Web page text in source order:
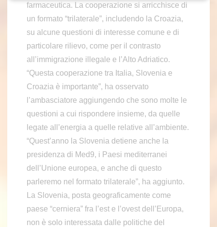
farmaceutica. La cooperazione si arricchisce di
un formato “trilaterale”, includendo la Croazia,
su alcune questioni di interesse comune e di
particolare rilievo, come per il contrasto
all’immigrazione illegale e l’Alto Adriatico.
“Questa cooperazione tra Italia, Slovenia e
Croazia è importante”, ha osservato
l’ambasciatore aggiungendo che sono molte le
questioni a cui rispondere insieme, da quelle
legate all’energia a quelle relative all’ambiente.
“Quest’anno la Slovenia detiene anche la
presidenza di Med9, i Paesi mediterranei
dell’Unione europea, e anche di questo
parleremo nel formato trilaterale”, ha aggiunto.
La Slovenia, posta geograficamente come
paese “cerniera” fra l’est e l’ovest dell’Europa,
non è solo interessata dalle politiche del